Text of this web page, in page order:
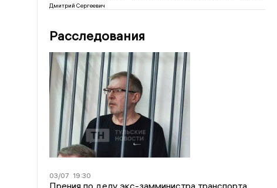
Дмитрий Сергеевич
Расследования
03/07 19:30
Прения по делу экс-замминистра транспорта